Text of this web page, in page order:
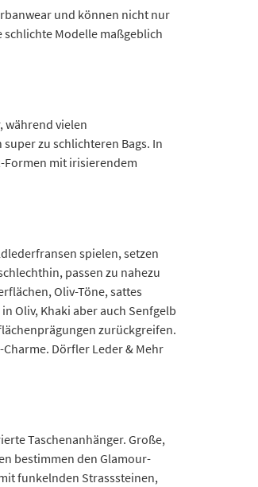
und können nicht nur
Modelle maßgeblich
während vielen
zu schlichteren Bags. In
Formen mit irisierendem
spielen, setzen
passen zu nahezu
Oliv-Töne, sattes
Oliv, Khaki aber auch Senfgelb
zurückgreifen.
Dörfler Leder & Mehr
Taschenanhänger. Große,
bestimmen den Glamour-
funkelnden Strasssteinen,